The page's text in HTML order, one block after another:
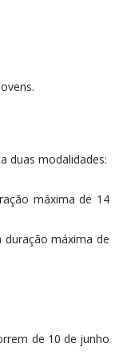
duas modalidades:
máxima de 14
máxima de
de 10 de junho